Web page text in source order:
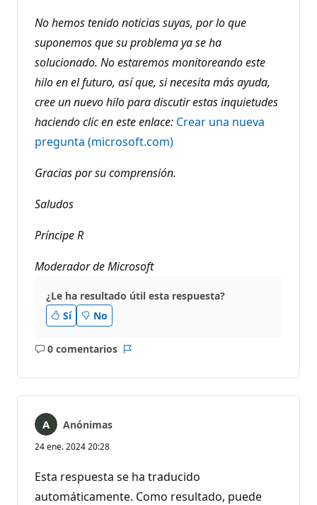
No hemos tenido noticias suyas, por lo que
suponemos que su problema ya se ha
solucionado. No estaremos monitoreando este
hilo en el futuro, así que, si necesita más ayuda,
cree un nuevo hilo para discutir estas inquietudes
haciendo clic en este enlace: Crear una nueva
pregunta (microsoft.com)
Gracias por su comprensión.
Saludos
Príncipe R
Moderador de Microsoft
¿Le ha resultado útil esta respuesta?
Sí
No
0 comentarios
No
Anónimas
24 ene. 2024 20:28
Esta respuesta se ha traducido
automáticamente. Como resultado, puede